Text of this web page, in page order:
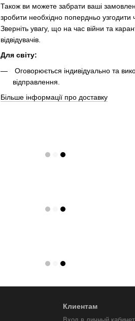
Також ви можете забрати ваші
зробити необхідно попердньо узгодити
Зверніть увагу, що на час війни та
відвідувачів.
Для світу:
Оговорюється індивідуально та
відправлення.
Більше інформації про доставку
Клиентам